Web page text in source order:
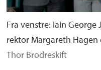
Fra venstre: Iain
rektor Margareth Hagen
Thor Brodreskift